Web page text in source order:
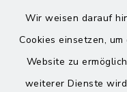
Wir weisen darauf
Cookies einsetzen,
Website zu
weiterer Dienste